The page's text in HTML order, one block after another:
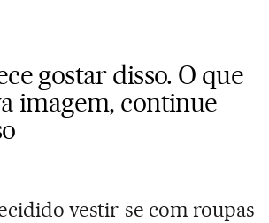
gostar disso. O que
imagem, continue
vestir-se com roupas